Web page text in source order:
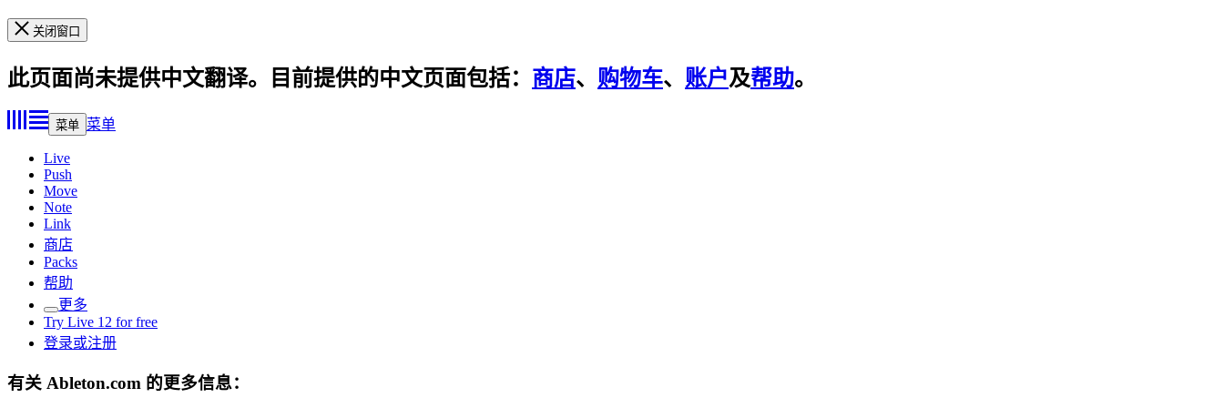
关闭窗口
此页面尚未提供中文翻译。目前提供的中文页面包括： 商店、 购物车、 账户及帮助。
菜单 菜单
Live
Push
Move
Note
Link
商店
Packs
帮助
更多
Try Live 12 for free
登录或注册
有关 Ableton.com 的更多信息：